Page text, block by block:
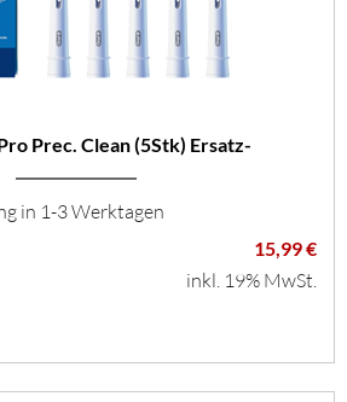
Prec. Clean (5Stk) Ersatz-
in 1-3 Werktagen
15,99 €
inkl. 19% MwSt.